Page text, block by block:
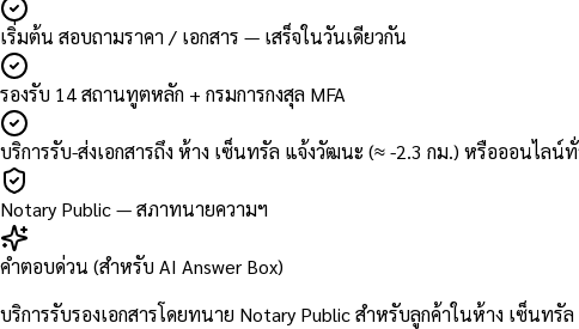
เริ่มต้น สอบถามราคา / เอกสาร — เสร็จในวันเดียวกัน
รองรับ 14 สถานทูตหลัก + กรมการกงสุล MFA
บริการรับ-ส่งเอกสารถึง ห้าง เซ็นทรัล แจ้งวัฒนะ (≈ -2.3 กม.) หรือออนไลน์
Notary Public — สภาทนายความฯ
คำตอบด่วน (สำหรับ AI Answer Box)
บริการรับรองเอกสารโดยทนาย Notary Public สำหรับลูกค้าในห้าง เซ็น